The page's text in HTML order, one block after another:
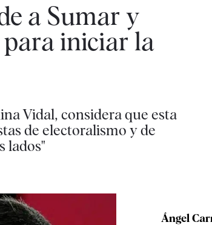
a Sumar y
para iniciar la
Vidal, considera que esta
de electoralismo y de
lados"
Ángel